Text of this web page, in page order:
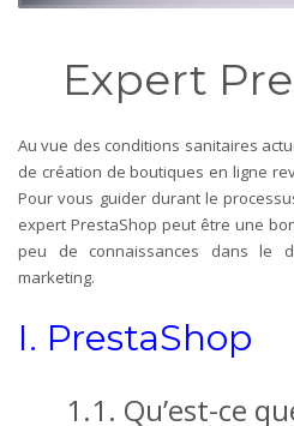
Expert
Au vue des conditions sanitaires
de création de boutiques en ligne
Pour vous guider durant le
expert PrestaShop peut être une
peu de connaissances dans le
marketing.
I. PrestaShop
1.1. Qu’est-ce